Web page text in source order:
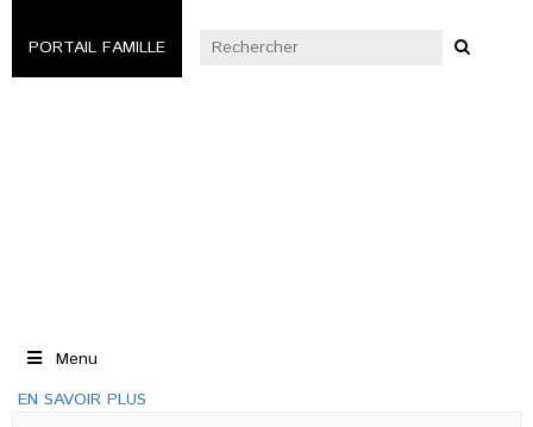
PORTAIL FAMILLE
Menu
EN SAVOIR PLUS